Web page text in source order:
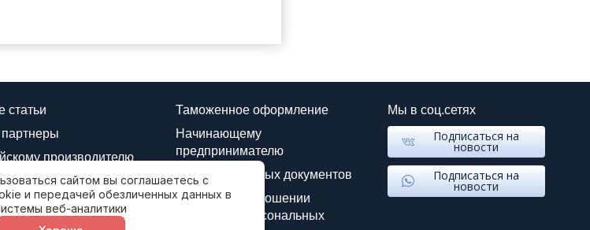
производителю
компаниям
Таможенное оформление
Начинающему
предпринимателю
Реестр выданных документов
Политика в отношении
обработки персональных
Мы в соц.сетях
Подписаться на
новости
Подписаться на
новости
сайтом вы соглашаетесь с
и передачей обезличенных данных в
веб-аналитики